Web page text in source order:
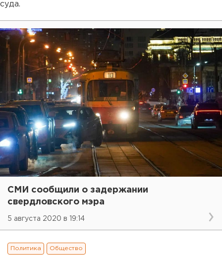
суда.
СМИ сообщили о задержании
свердловского мэра
5 августа 2020 в 19:14
Политика Общество